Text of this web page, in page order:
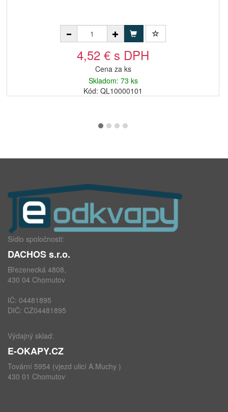
4,52 € s DPH
Cena za ks
Skladom: 73 ks
Kód: QL10000101
Sídlo spoločnosti:
DACHOS s.r.o.
Březenecká 4808,
430 04 Chomutov
IČ: 04481895
DIČ: CZ04481895
Výdajný sklad:
E-OKAPY.CZ
Tovární 5954 (vjezd ulicí A.Muchy )
430 01 Chomutov